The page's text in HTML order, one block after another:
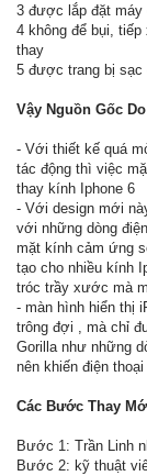
3 được lắp đặt máy
4 không để bụi,
thay
5 được trang bị sạc
Vậy Nguồn Gốc
- Với thiết kế quá
tác động thì việc
thay kính Iphone 6
- Với design mới
với những dòng
mặt kính cảm ứng
tạo cho nhiều kính
tróc trầy xước mà
- màn hình hiển thị
trông đợi , mà chỉ
Gorilla như những
nên khiến điện
Các Bước Thay
Bước 1: Trần Linh
Bước 2: kỹ thuật